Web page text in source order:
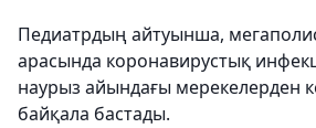
Педиатрдың айтуынша,
арасында коронавирустық
наурыз айындағы мерекелерден
байқала бастады.